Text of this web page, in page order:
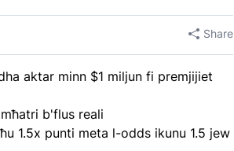
Share
aktar minn $1 miljun fi premjijiet
b'flus reali
1.5x punti meta l-odds ikunu 1.5 jew